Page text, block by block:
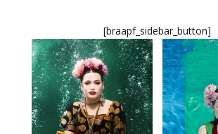
[braapf_sidebar_button]